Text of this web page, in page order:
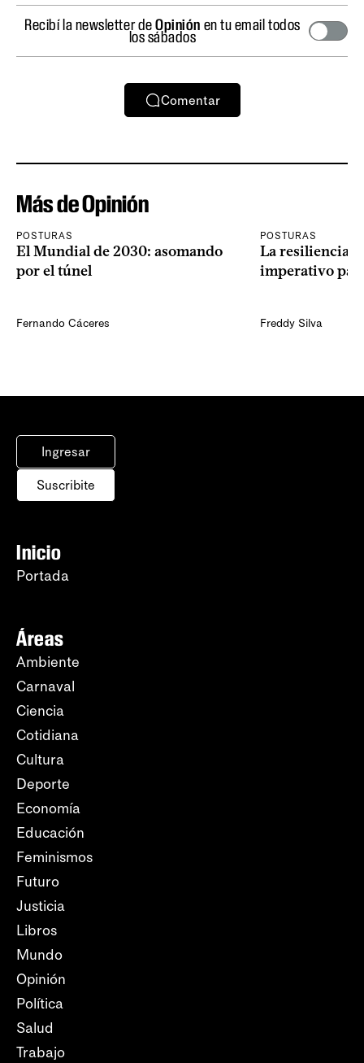
Recibí la newsletter deOpinión en tu email todos
los sábados
Comentar
Más de Opinión
POSTURAS
El Mundial de 2030: asomando
por el túnel
Fernando Cáceres
POSTURAS
La resiliencia
imperativo
Freddy Silva
Ingresar
Suscribite
Inicio
Portada
Áreas
Ambiente
Carnaval
Ciencia
Cotidiana
Cultura
Deporte
Economía
Educación
Feminismos
Futuro
Justicia
Libros
Mundo
Opinión
Política
Salud
Trabajo